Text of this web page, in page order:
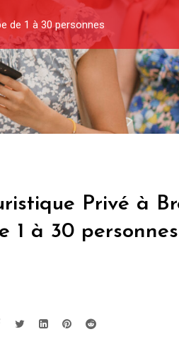
de 1 à 30 personnes
Privé à
1 à 30 personnes